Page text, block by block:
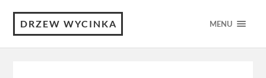
DRZEW WYCINKA MENU